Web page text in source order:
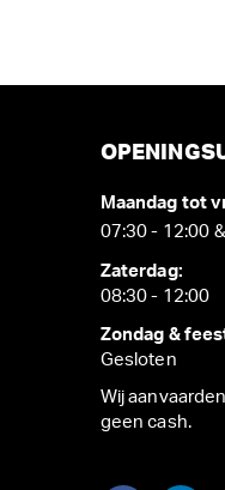
Maandag tot
07:30 - 12:00
Zaterdag:
08:30 - 12:00
Zondag &
Gesloten
Wij
geen cash.